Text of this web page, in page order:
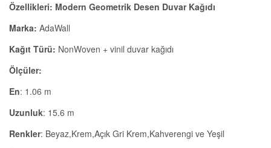
Özellikleri: Modern Geometrik Desen Duvar Kağıdı
Marka: AdaWall
Kağıt Türü: NonWoven + vinil duvar kağıdı
Ölçüler:
En: 1.06 m
Uzunluk: 15.6 m
Renkler: Beyaz,Krem,Açık Gri Krem,Kahverengi ve Yeşil